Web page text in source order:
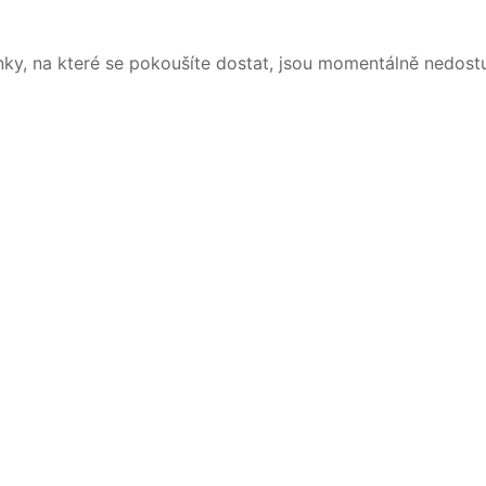
na které se pokoušíte dostat, jsou momentálně